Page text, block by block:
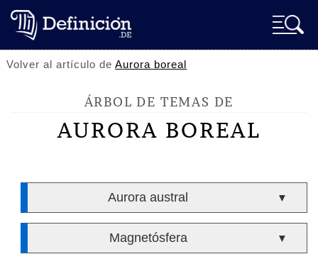
Volver al artículo deAurora boreal
ÁRBOL DE TEMAS DE
AURORA BOREAL
Aurora austral ▼
Magnetósfera ▼